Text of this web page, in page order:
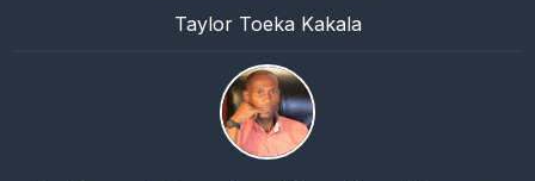
Taylor Toeka Kakala